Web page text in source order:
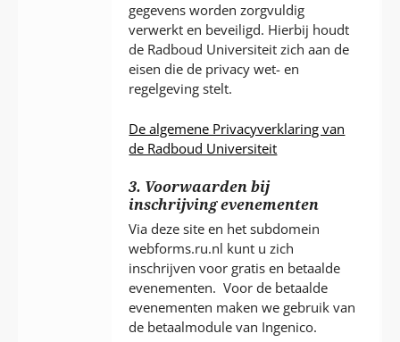
gegevens worden zorgvuldig
verwerkt en beveiligd. Hierbij houdt
de Radboud Universiteit zich aan de
eisen die de privacy wet- en
regelgeving stelt.
De algemene Privacyverklaring van
de Radboud Universiteit
3. Voorwaarden bij
inschrijving evenementen
Via deze site en het subdomein
webforms.ru.nl kunt u zich
inschrijven voor gratis en betaalde
evenementen. Voor de betaalde
evenementen maken we gebruik van
de betaalmodule van Ingenico.